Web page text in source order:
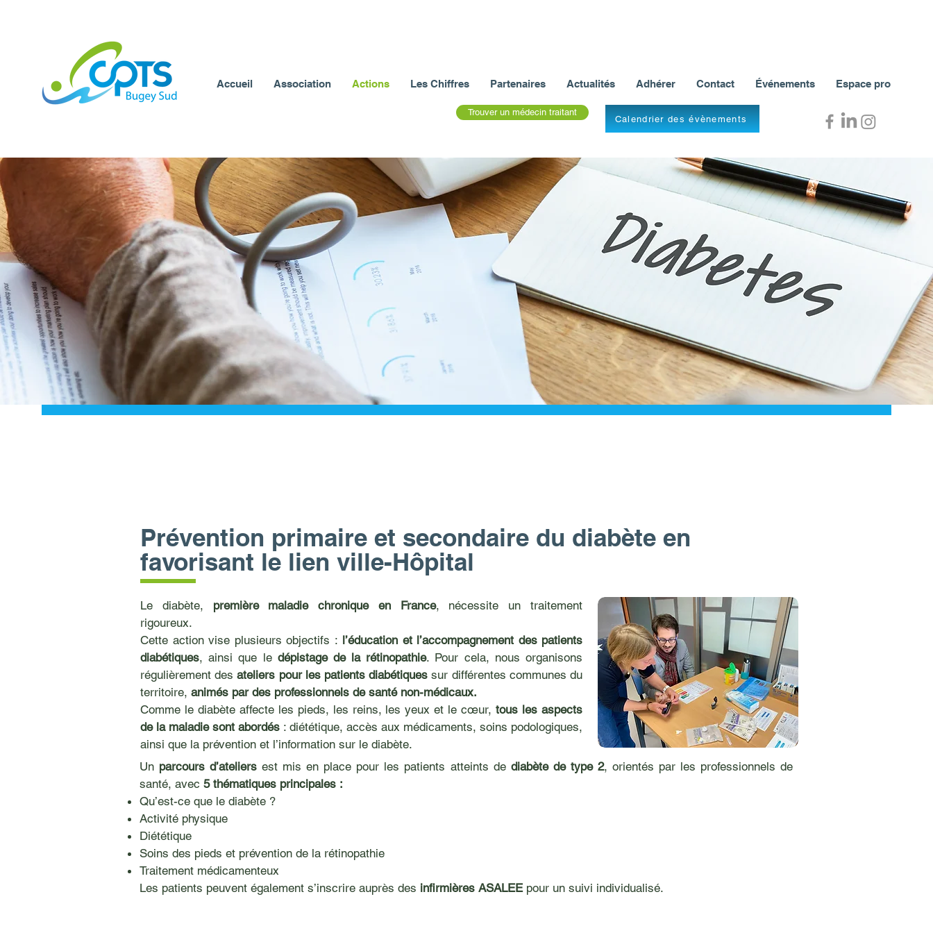
Trouver un médecin traitant
Calendrier des évènements
Accueil Association Actions Les Chiffres Partenaires Actualités Adhérer Contact Événements Espace pro
Prévention primaire et secondaire du diabète en
favorisant le lien ville-Hôpital
Le diabète, première maladie chronique en France, nécessite un traitement
rigoureux.
Cette action vise plusieurs objectifs : l’éducation et l’accompagnement des patients
diabétiques, ainsi que le dépistage de la rétinopathie. Pour cela, nous organisons
régulièrement desateliers pour les patients diabétiques sur différentes communes du
territoire, animés par des professionnels de santé non-médicaux.
Comme le diabète affecte les pieds, les reins, les yeux et le cœur,tous les aspects
de la maladie sont abordés : diététique, accès aux médicaments, soins podologiques,
ainsi que la prévention et l’information sur le diabète.
Un parcours d’ateliers est mis en place pour les patients atteints de diabète de type 2, orientés par les professionnels de
santé, avec 5 thématiques principales :
Qu’est-ce que le diabète ?
Activité physique
Diététique
Soins des pieds et prévention de la rétinopathie
Traitement médicamenteux
Les patients peuvent également s’inscrire auprès des infirmières ASALEEpour un suivi individualisé.